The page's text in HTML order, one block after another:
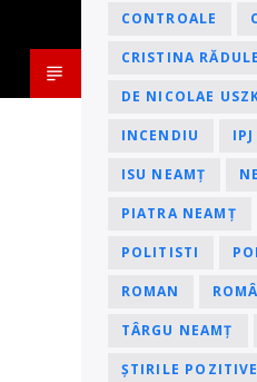
CONTROALE
CRISTINA
DE NICOLAE
INCENDIU
ISU NEAMȚ
PIATRA NEAMȚ
POLITISTI
ROMAN
TÂRGU NEAMȚ
ȘTIRILE